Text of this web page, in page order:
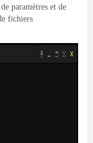
paramètres et de
fichiers